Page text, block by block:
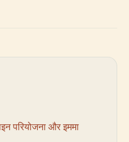
परियोजना और इममा